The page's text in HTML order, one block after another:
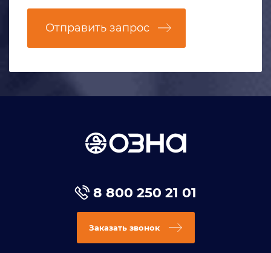
Отправить запрос
8 800 250 21 01
Заказать звонок